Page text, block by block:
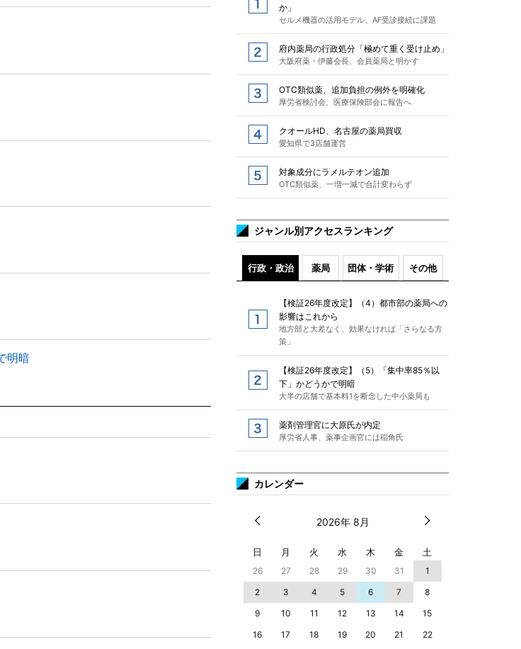
明暗
か」
セルメ機器の活用モデル、AF受診接続に課題
府内薬局の行政処分「極めて重く受け止め」
大阪府薬・伊藤会長、会員薬局と明かす
OTC類似薬、追加負担の例外を明確化
厚労省検討会、医療保険部会に報告へ
クオールHD、名古屋の薬局買収
愛知県で3店舗運営
対象成分にラメルテオン追加
OTC類似薬、一増一減で合計変わらず
ジャンル別アクセスランキング
行政・政治 薬局 団体・学術 その他
【検証26年度改定】（4）都市部の薬局への
影響はこれから
地方部と大差なく、効果なければ「さらなる方
策」
【検証26年度改定】（5）「集中率85％以
下」かどうかで明暗
大半の店舗で基本料1を断念した中小薬局も
薬剤管理官に大原氏が内定
厚労省人事、薬事企画官には稲角氏
カレンダー
2026年 8月
日 月 火 水 木 金 土
26 27 28 29 30 31
1
2
3 4 5 6 7
8
9
10 11 12 13 14
15
16
17 18 19 20 21
22